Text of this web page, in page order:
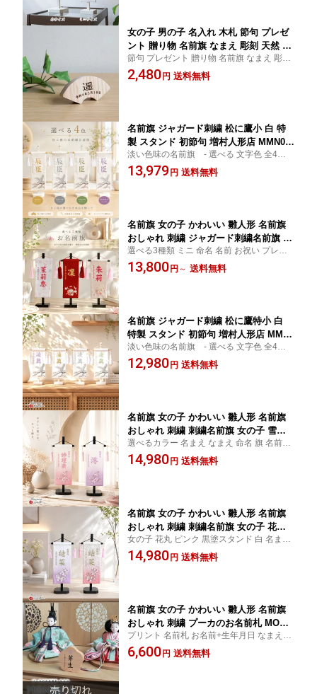
女の子 男の子 名入れ 木札 節句 プレゼ
ント 贈り物 名前旗 なまえ 彫刻 天然 扇
形名前プレート 吉野杉 女の子 男の子
名入れ 木札 初節句 増村人形店 MMN03
節句 プレゼント 贈り物 名前旗 なまえ 彫刻
扇面 名前旗 男の子 刺繍 節句 女の子
2,480 円 送料無料
名前旗 ジャガード刺繍 松に鷹小 白 特
製 スタンド 初節句 増村人形店 MMN03
98
淡い色味の名前旗 - 選べる 文字色 全4色 -
なまえ 命名旗 男の子 優しい 節句
13,979 円 送料無料
名前旗 女の子 かわいい 雛人形 名前旗
おしゃれ 刺繍 ジャガード刺繍名前旗 ミ
ニ マリ 市松柄 初節句 増村人形店 MMN
0429
選べる3種類 ミニ 命名 名前 お祝い プレゼ
ント 名入れ 記念 誕生日 贈り物 初節句
13,800 円 ～ 送料無料
名前旗 ジャガード刺繍 松に鷹特小 白
特製 スタンド 初節句 増村人形店 MMN0
488
淡い色味の名前旗 - 選べる 文字色 全4色 -
なまえ 命名旗 男の子 優しい 節句
12,980 円 送料無料
名前旗 女の子 かわいい 雛人形 名前旗
おしゃれ 刺繍 刺繍名前旗 女の子 雪輪
リボン桜 ピンク パープル 黒塗スタンド
初節句 増村人形店 MMN0599
選べるカラー 名まえ なまえ 命名 旗 名前旗
男の子 刺繍 節句 女の子 刺繍 桃 紫 グラデ
ーション
14,980 円 送料無料
名前旗 女の子 かわいい 雛人形 名前旗
おしゃれ 刺繍 刺繍名前旗 女の子 花丸
ピンク 黒塗スタンド 初節句 増村人形店
MMN0606
女の子 花丸 ピンク 黒塗スタンド 白 名まえ
なまえ 命名 旗 名前旗 男の子 刺繍 節句 女
の子 刺繍
14,980 円 送料無料
名前旗 女の子 かわいい 雛人形 名前旗
おしゃれ 刺繍 プーカのお名前札 MONA
CAもなか梅型 初節句 増村人形店 MMN1
127
プリント 名前札 お名前+生年月日 なまえ 命
名旗 男の子
6,600 円 送料無料